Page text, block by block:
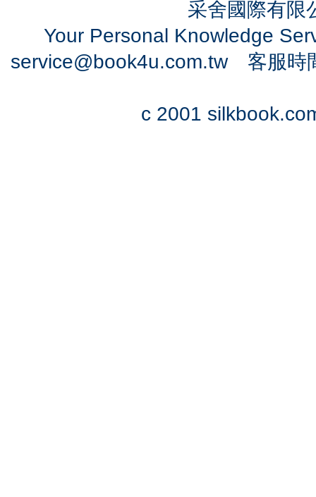
采舍國際有
Your Personal Knowledge
service@book4u.com.tw客服時
c 2001